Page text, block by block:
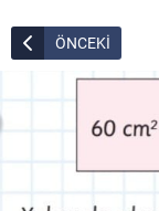
ÖNCEKİ